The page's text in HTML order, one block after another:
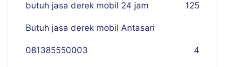
butuh jasa derek mobil 24 jam 125
Butuh jasa derek mobil Antasari
081385550003 4